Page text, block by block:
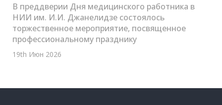
В преддверии Дня медицинского работника в
НИИ им. И.И. Джанелидзе состоялось
торжественное мероприятие, посвященное
профессиональному празднику
19th Июн 2026